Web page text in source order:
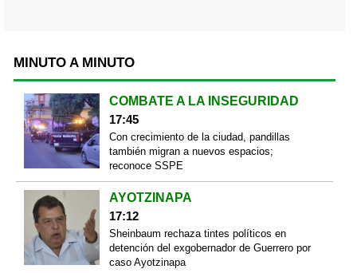
MINUTO A MINUTO
COMBATE A LA INSEGURIDAD
17:45
Con crecimiento de la ciudad, pandillas
también migran a nuevos espacios;
reconoce SSPE
AYOTZINAPA
17:12
Sheinbaum rechaza tintes políticos en
detención del exgobernador de Guerrero por
caso Ayotzinapa